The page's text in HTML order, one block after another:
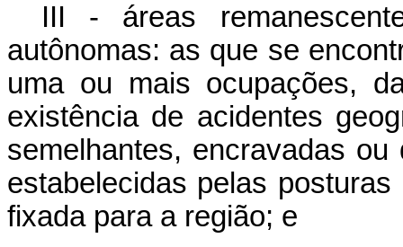
III - áreas
autônomas: as que se
uma ou mais ocupações,
existência de acidentes
semelhantes, encravadas
estabelecidas pelas
fixada para a região; e